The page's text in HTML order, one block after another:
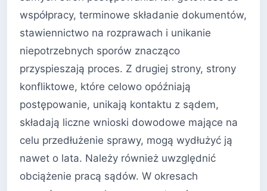
współpracy, terminowe składanie dokumentów,
stawiennictwo na rozprawach i unikanie
niepotrzebnych sporów znacząco
przyspieszają proces. Z drugiej strony, strony
konfliktowe, które celowo opóźniają
postępowanie, unikają kontaktu z sądem,
składają liczne wnioski dowodowe mające na
celu przedłużenie sprawy, mogą wydłużyć ją
nawet o lata. Należy również uwzględnić
obciążenie pracą sądów. W okresach